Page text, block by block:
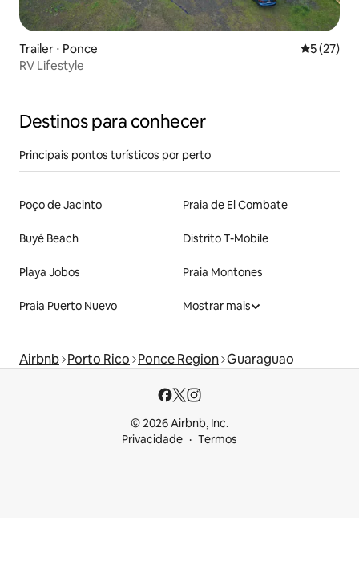
Trailer ⋅ Ponce 5 de uma
5 (27)
RV Lifestyle
Destinos para conhecer
Principais pontos turísticos por perto
Poço de Jacinto Praia de El Combate
Buyé Beach Distrito T-Mobile
Playa Jobos Praia Montones
Praia Puerto Nuevo Mostrar mais
Airbnb Porto Rico Ponce Region Guaraguao
© 2026 Airbnb, Inc.
Privacidade
Termos